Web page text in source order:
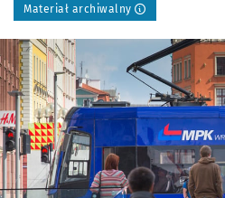
Materiał archiwalny
Kliknij, aby powiększyć